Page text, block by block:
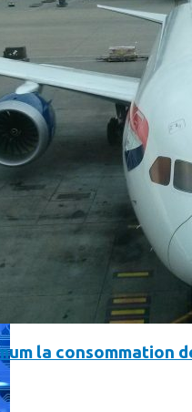
a maintenant son propre
la consommation